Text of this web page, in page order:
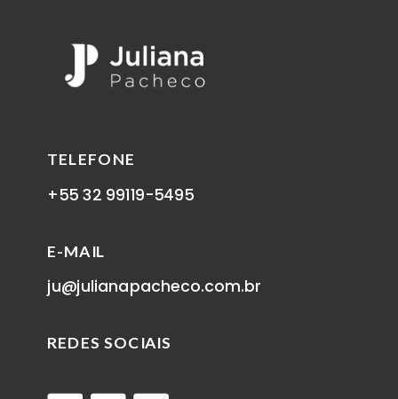
TELEFONE
+55 32 99119-5495
E-MAIL
ju@julianapacheco.com.br
REDES SOCIAIS